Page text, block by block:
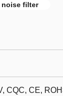
noise filter
CQC, CE,